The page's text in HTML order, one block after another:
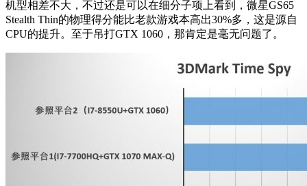
机型相差不大，不过还是可以在细分子项上看到，微星GS65
Stealth Thin的物理得分能比老款游戏本高出30%多，这是源自
CPU的提升。至于吊打GTX 1060，那肯定是毫无问题了。